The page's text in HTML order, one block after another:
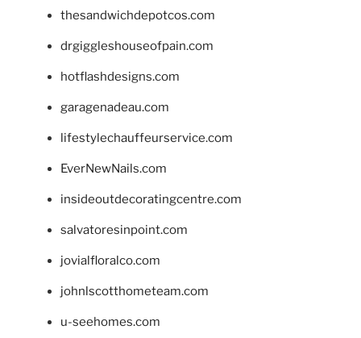
thesandwichdepotcos.com
drgiggleshouseofpain.com
hotflashdesigns.com
garagenadeau.com
lifestylechauffeurservice.com
EverNewNails.com
insideoutdecoratingcentre.com
salvatoresinpoint.com
jovialfloralco.com
johnlscotthometeam.com
u-seehomes.com